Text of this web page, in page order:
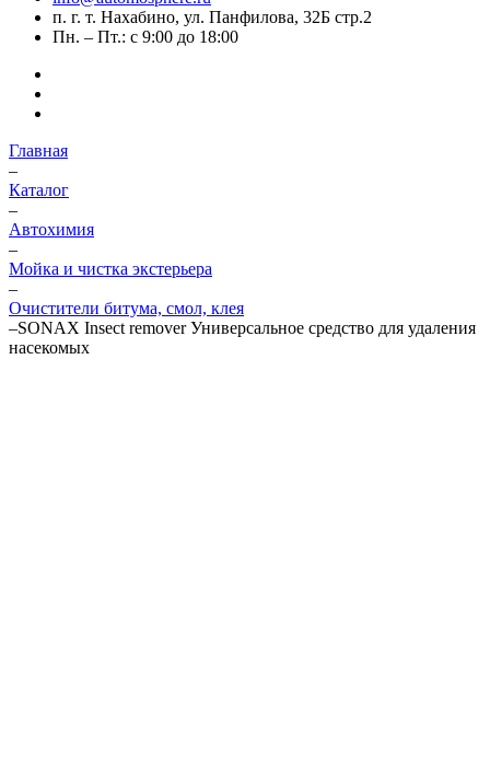
п. г. т. Нахабино, ул. Панфилова, 32Б стр.2
Пн. – Пт.: с 9:00 до 18:00
Главная
–
Каталог
–
Автохимия
–
Мойка и чистка экстерьера
–
Очистители битума, смол, клея
–SONAX Insect remover Универсальное средство для удаления
насекомых